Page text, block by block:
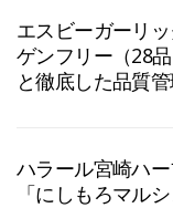
エスビーガーリ
ゲンフリー（28
と徹底した品質
ハラール宮崎ハ
「にしもろマル